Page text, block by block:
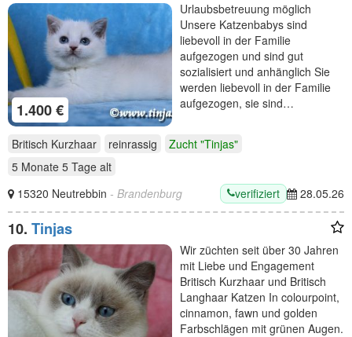
1.400 €
Urlaubsbetreuung möglich
Unsere Katzenbabys sind
liebevoll in der Familie
aufgezogen und sind gut
sozialisiert und anhänglich Sie
werden liebevoll in der Familie
aufgezogen, sie sind…
Britisch Kurzhaar reinrassig
Zucht "Tinjas"
5 Monate 5 Tage alt
15320 Neutrebbin - Brandenburg verifiziert 28.05.26
10. Tinjas
Wir züchten seit über 30 Jahren
mit Liebe und Engagement
Britisch Kurzhaar und Britisch
Langhaar Katzen In colourpoint,
cinnamon, fawn und golden
Farbschlägen mit grünen Augen.